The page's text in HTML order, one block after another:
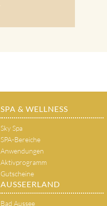
SPA & WELLNESS
Sky Spa
SPA-Bereiche
Anwendungen
Aktivprogramm
Gutscheine
AUSSEERLAND
Bad Aussee